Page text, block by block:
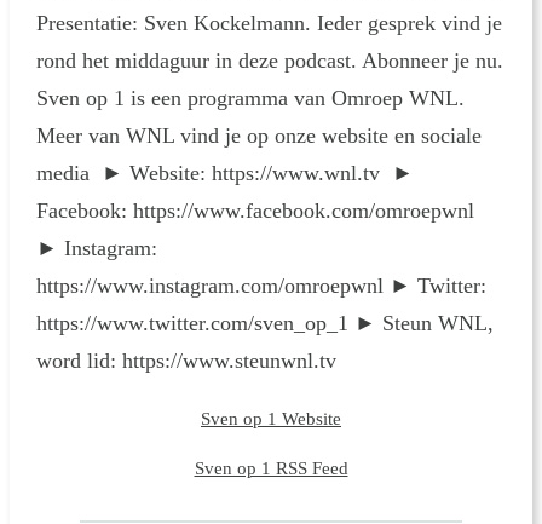
Presentatie: Sven Kockelmann. Ieder gesprek vind je
rond het middaguur in deze podcast. Abonneer je nu.
Sven op 1 is een programma van Omroep WNL.
Meer van WNL vind je op onze website en sociale
media ► Website: https://www.wnl.tv ►
Facebook: https://www.facebook.com/omroepwnl
► Instagram:
https://www.instagram.com/omroepwnl ► Twitter:
https://www.twitter.com/sven_op_1 ► Steun WNL,
word lid: https://www.steunwnl.tv
Sven op 1 Website
Sven op 1 RSS Feed